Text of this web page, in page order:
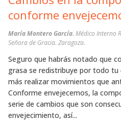
conforme
María Montero García. Médico Interno
Señora de Gracia. Zaragoza.
Seguro que habrás notado que
grasa se redistribuye por todo
más realizar movimientos que
Conforme envejecemos, la
serie de cambios que son
envejecimiento, así...